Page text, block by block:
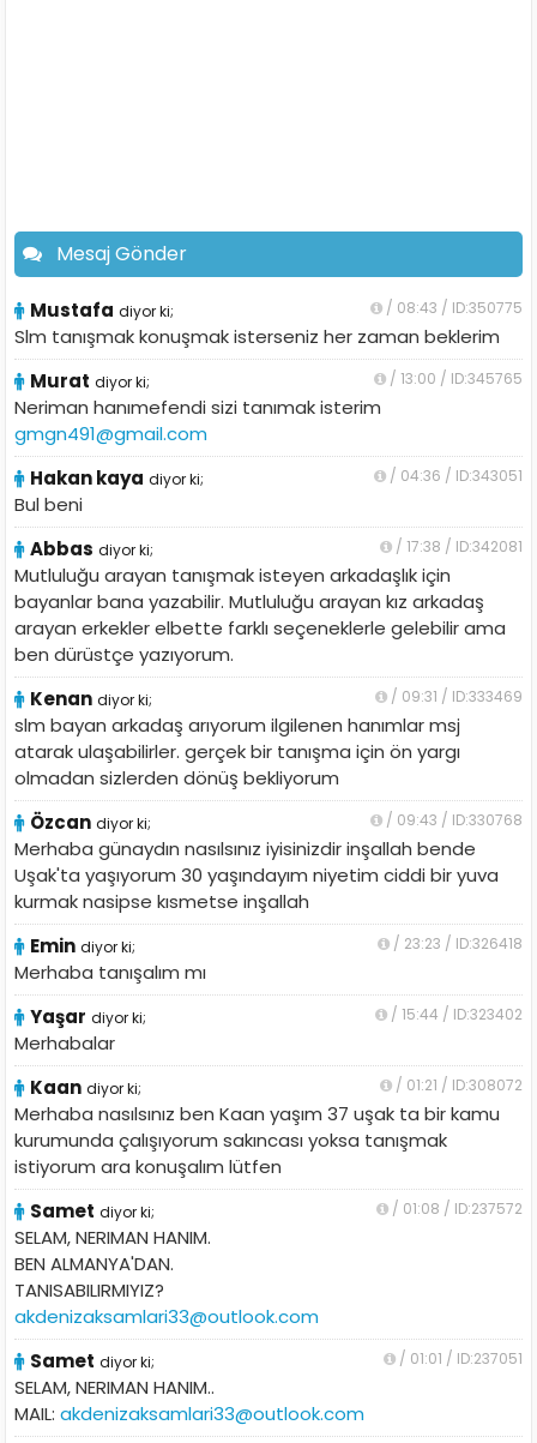
Mesaj Gönder
Mustafa diyor ki; / 08:43 / ID:350775
Slm tanışmak konuşmak isterseniz her zaman beklerim
Murat diyor ki; / 13:00 / ID:345765
Neriman hanımefendi sizi tanımak isterim
gmgn491@gmail.com
Hakan kaya diyor ki; / 04:36 / ID:343051
Bul beni
Abbas diyor ki; / 17:38 / ID:342081
Mutluluğu arayan tanışmak isteyen arkadaşlık için
bayanlar bana yazabilir. Mutluluğu arayan kız arkadaş
arayan erkekler elbette farklı seçeneklerle gelebilir ama
ben dürüstçe yazıyorum.
Kenan diyor ki; / 09:31 / ID:333469
slm bayan arkadaş arıyorum ilgilenen hanımlar msj
atarak ulaşabilirler. gerçek bir tanışma için ön yargı
olmadan sizlerden dönüş bekliyorum
Özcan diyor ki; / 09:43 / ID:330768
Merhaba günaydın nasılsınız iyisinizdir inşallah bende
Uşak'ta yaşıyorum 30 yaşındayım niyetim ciddi bir yuva
kurmak nasipse kısmetse inşallah
Emin diyor ki; / 23:23 / ID:326418
Merhaba tanışalım mı
Yaşar diyor ki; / 15:44 / ID:323402
Merhabalar
Kaan diyor ki; / 01:21 / ID:308072
Merhaba nasılsınız ben Kaan yaşım 37 uşak ta bir kamu
kurumunda çalışıyorum sakıncası yoksa tanışmak
istiyorum ara konuşalım lütfen
Samet diyor ki; / 01:08 / ID:237572
SELAM, NERIMAN HANIM.
BEN ALMANYA'DAN.
TANISABILIRMIYIZ?
akdenizaksamlari33@outlook.com
Samet diyor ki; / 01:01 / ID:237051
SELAM, NERIMAN HANIM..
MAIL:akdenizaksamlari33@outlook.com